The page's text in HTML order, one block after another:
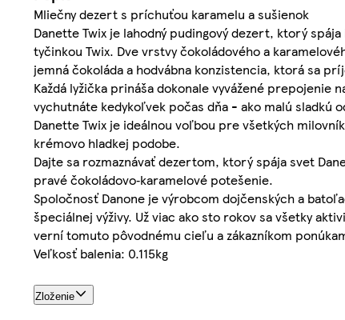
Mliečny dezert s príchuťou karamelu a sušienok
Danette Twix je lahodný pudingový dezert, ktorý
tyčinkou Twix. Dve vrstvy čokoládového a
jemná čokoláda a hodvábna konzistencia, ktorá sa
Každá lyžička prináša dokonale vyvážené
vychutnáte kedykoľvek počas dňa - ako malú sladkú
Danette Twix je ideálnou voľbou pre všetkých
krémovo hladkej podobe.
Dajte sa rozmaznávať dezertom, ktorý spája svet
pravé čokoládovo‑karamelové potešenie.
Spoločnosť Danone je výrobcom dojčenských a
špeciálnej výživy. Už viac ako sto rokov sa všetky
verní tomuto pôvodnému cieľu a zákazníkom
Veľkosť balenia: 0.115kg
Zloženie